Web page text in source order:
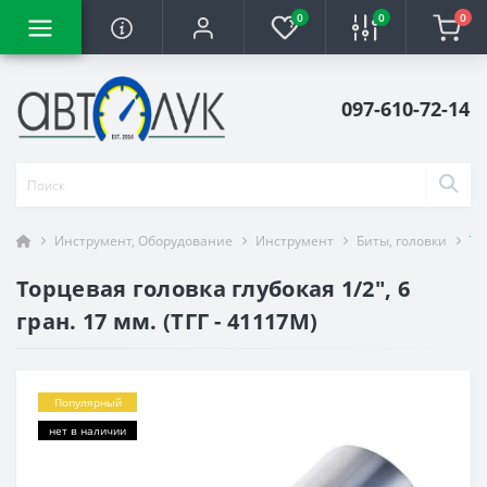
0 0 0
097-610-72-14
Инструмент, Оборудование Инструмент Биты, головки
Торцевая головка глубокая 1/2", 6
гран. 17 мм. (ТГГ - 41117M)
Популярный
нет в наличии